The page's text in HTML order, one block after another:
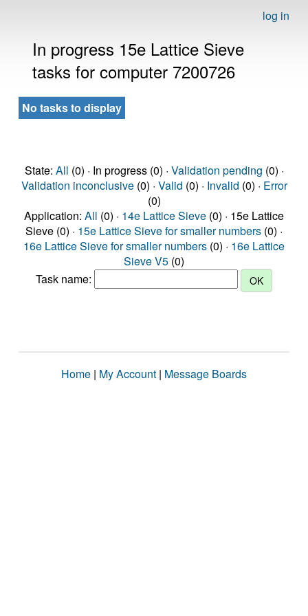
log in
In progress 15e Lattice Sieve
tasks for computer 7200726
No tasks to display
State: All (0) · In progress (0) · Validation pending (0) ·
Validation inconclusive(0) · Valid (0) · Invalid (0) · Error
(0)
Application: All (0) · 14e Lattice Sieve (0) · 15e Lattice
Sieve (0) · 15e Lattice Sieve for smaller numbers (0) ·
16e Lattice Sieve for smaller numbers (0) · 16e Lattice
Sieve V5 (0)
Task name:
Home | My Account | Message Boards